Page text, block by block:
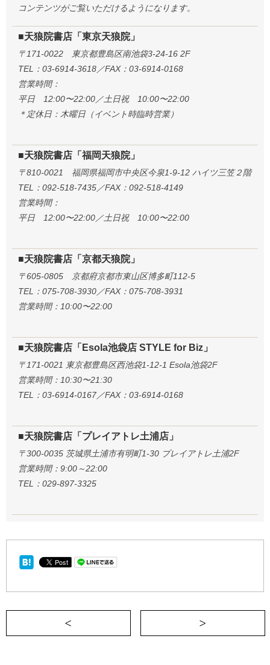
コンテンツがご覧いただけるようになります。
■天狼院書店「東京天狼院」
〒171-0022 東京都豊島区南池袋3-24-16 2F
TEL：03-6914-3618／FAX：03-6914-0168
営業時間：
平日 12:00〜22:00／土日祝 10:00〜22:00
＊定休日：木曜日（イベント時臨時営業）
■天狼院書店「福岡天狼院」
〒810-0021 福岡県福岡市中央区今泉1-9-12 ハイツ三笠２階
TEL：092-518-7435／FAX：092-518-4149
営業時間：
平日 12:00〜22:00／土日祝 10:00〜22:00
■天狼院書店「京都天狼院」
〒605-0805 京都府京都市東山区博多町112-5
TEL：075-708-3930／FAX：075-708-3931
営業時間：10:00〜22:00
■天狼院書店「Esola池袋店 STYLE for Biz」
〒171-0021 東京都豊島区西池袋1-12-1 Esola池袋2F
営業時間：10:30〜21:30
TEL：03-6914-0167／FAX：03-6914-0168
■天狼院書店「プレイアトレ土浦店」
〒300-0035 茨城県土浦市有明町1-30 プレイアトレ土浦2F
営業時間：9:00～22:00
TEL：029-897-3325
＜ １杯のお茶と出会いを選んで不治の病